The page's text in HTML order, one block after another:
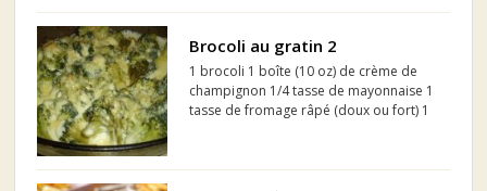
gingembre moulu (1/4 c. à thé) 1 ml de
musca...
Brocoli au gratin 2
1 brocoli 1 boîte (10 oz) de crème de
champignon 1/4 tasse de mayonnaise 1
tasse de fromage râpé (doux ou fort) 1
biscuits au soda